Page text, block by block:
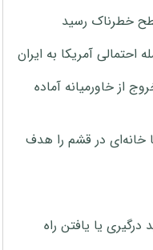
خطرناک رسید
آمریکا به ایران
از خاورمیانه آماده
پوندی آمریکا خانه‌ای در قشم را هدف
یا یافتن راه